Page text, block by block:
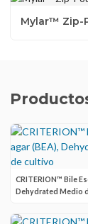
Mylar™ Zip-
CRITERION™ Bile
Dehydrated Medio